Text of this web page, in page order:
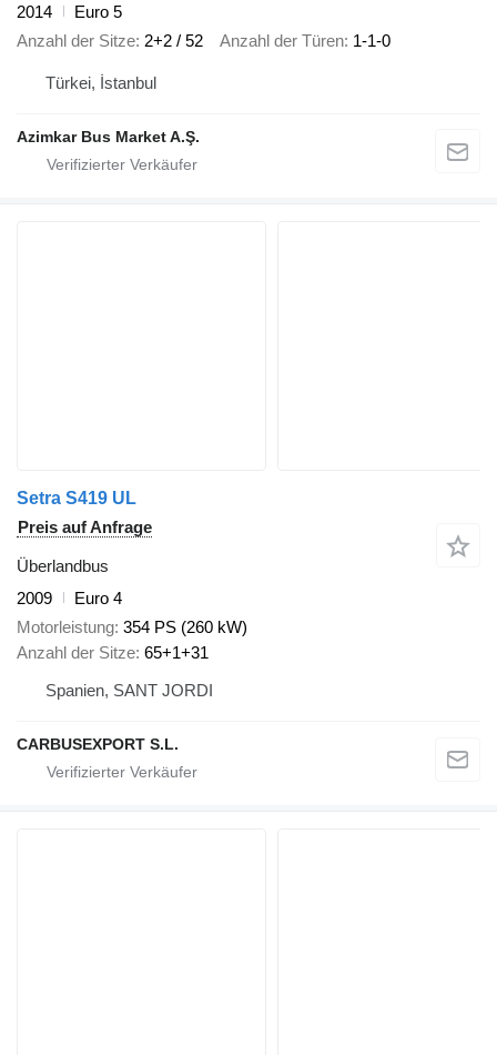
2014
Euro 5
Anzahl der Sitze 2+2 / 52 Anzahl der Türen 1-1-0
Türkei, İstanbul
Azimkar Bus Market A.Ş.
Setra S419 UL
Preis auf Anfrage
Überlandbus
2009
Euro 4
Motorleistung 354 PS (260 kW)
Anzahl der Sitze 65+1+31
Spanien, SANT JORDI
CARBUSEXPORT S.L.